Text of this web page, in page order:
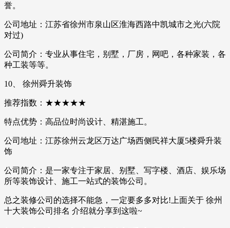
誉。
公司地址：江苏省徐州市泉山区淮海西路中凯城市之光(六院
对过)
公司简介：专业从事住宅，别墅，厂房，网吧，各种家装，各
种工装等等。
10、 徐州舜升装饰
推荐指数：★★★★★
特点优势：高品位时尚设计、精湛施工。
公司地址：江苏徐州云龙区万达广场西侧民祥大厦5楼舜升装
饰
公司简介：是一家专注于家居、别墅、写字楼、酒店、娱乐场
所等装饰设计、施工一站式的装饰公司。
总之装修公司的选择不能急，一定要多多对比!上面关于 徐州
十大装饰公司排名 介绍就分享到这啦~